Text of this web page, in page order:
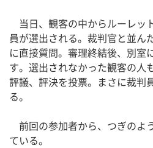
当日、観客の中からルーレッ
員が選出される。裁判官と並ん
に直接質問。審理終結後、別室
す。選出されなかった観客の人
評議、評決を投票。まさに裁判
る。
前回の参加者から、つぎのよ
ている。